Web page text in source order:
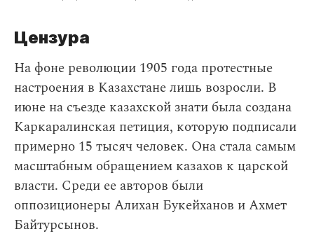
Цензура
На фоне революции 1905 года протестные
настроения в Казахстане лишь возросли. В
июне на съезде казахской знати была создана
Каркаралинская петиция, которую подписали
примерно 15 тысяч человек. Она стала самым
масштабным обращением казахов к царской
власти. Среди ее авторов были
оппозиционеры Алихан Букейханов и Ахмет
Байтурсынов.